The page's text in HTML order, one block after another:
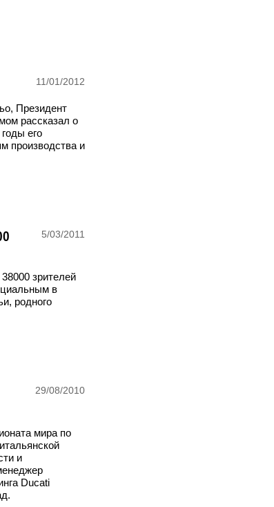
11/01/2012
Президент
рассказал о
его
производства и
5/03/2011
зрителей
в
родного
29/08/2010
мира по
и
Ducati